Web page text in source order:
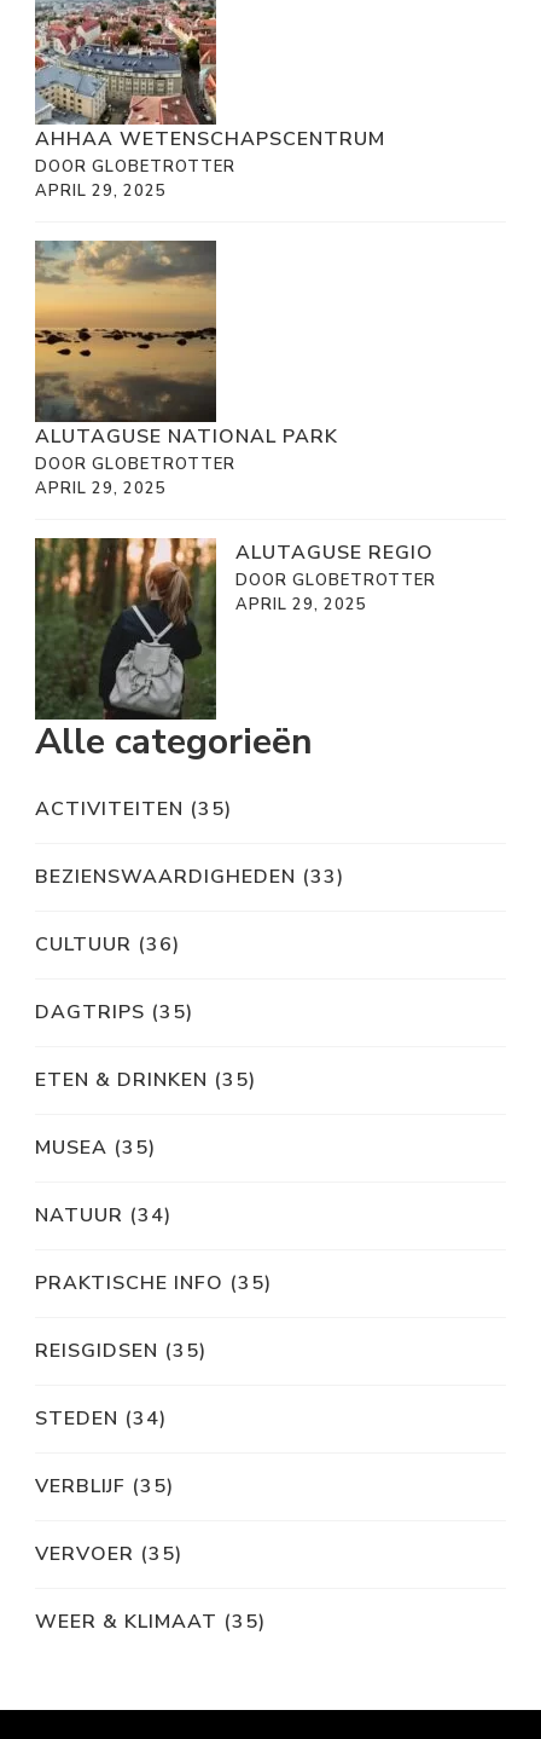
AHHAA WETENSCHAPSCENTRUM
DOOR GLOBETROTTER
APRIL 29, 2025
ALUTAGUSE NATIONAL PARK
DOOR GLOBETROTTER
APRIL 29, 2025
ALUTAGUSE REGIO
DOOR GLOBETROTTER
APRIL 29, 2025
Alle categorieën
ACTIVITEITEN (35)
BEZIENSWAARDIGHEDEN (33)
CULTUUR (36)
DAGTRIPS (35)
ETEN & DRINKEN (35)
MUSEA (35)
NATUUR (34)
PRAKTISCHE INFO (35)
REISGIDSEN (35)
STEDEN (34)
VERBLIJF (35)
VERVOER (35)
WEER & KLIMAAT (35)